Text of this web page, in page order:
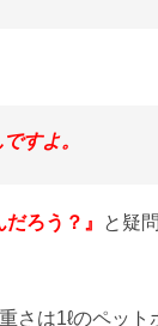
すよ。
ろう？』
と疑
さは1ℓのペッ